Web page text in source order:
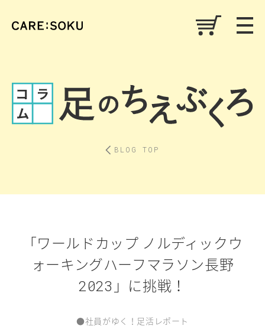
BLOG TOP
「ワールドカップ ノルディックウ
ォーキングハーフマラソン長野
2023 」に挑戦！
●社員がゆく！足活レポート